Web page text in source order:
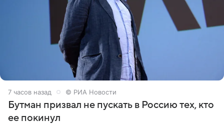
7 часов назад © РИА Новости
Бутман призвал не пускать в Россию тех, кто
ее покинул